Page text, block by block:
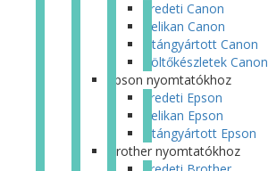
Eredeti Canon
Pelikan Canon
Utángyártott Canon
Töltőkészletek Canon
Epson nyomtatókhoz
Eredeti Epson
Pelikan Epson
Utángyártott Epson
Brother nyomtatókhoz